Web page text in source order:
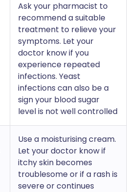
Ask your pharmacist to
recommend a suitable
treatment to relieve your
symptoms. Let your
doctor know if you
experience repeated
infections. Yeast
infections can also be a
sign your blood sugar
level is not well controlled
Use a moisturising cream.
Let your doctor know if
itchy skin becomes
troublesome or if a rash is
severe or continues